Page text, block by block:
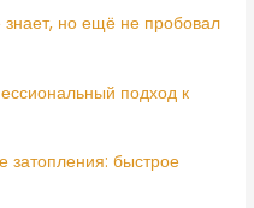
знает, но ещё не пробовал
подход к
затопления: быстрое